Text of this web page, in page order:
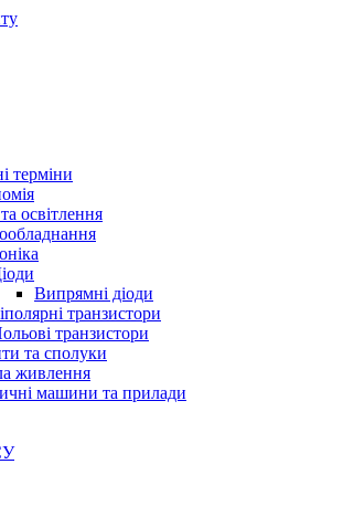
терміни
освітлення
Випрямні діоди
транзистори
транзистори
та сполуки
живлення
машини та прилади